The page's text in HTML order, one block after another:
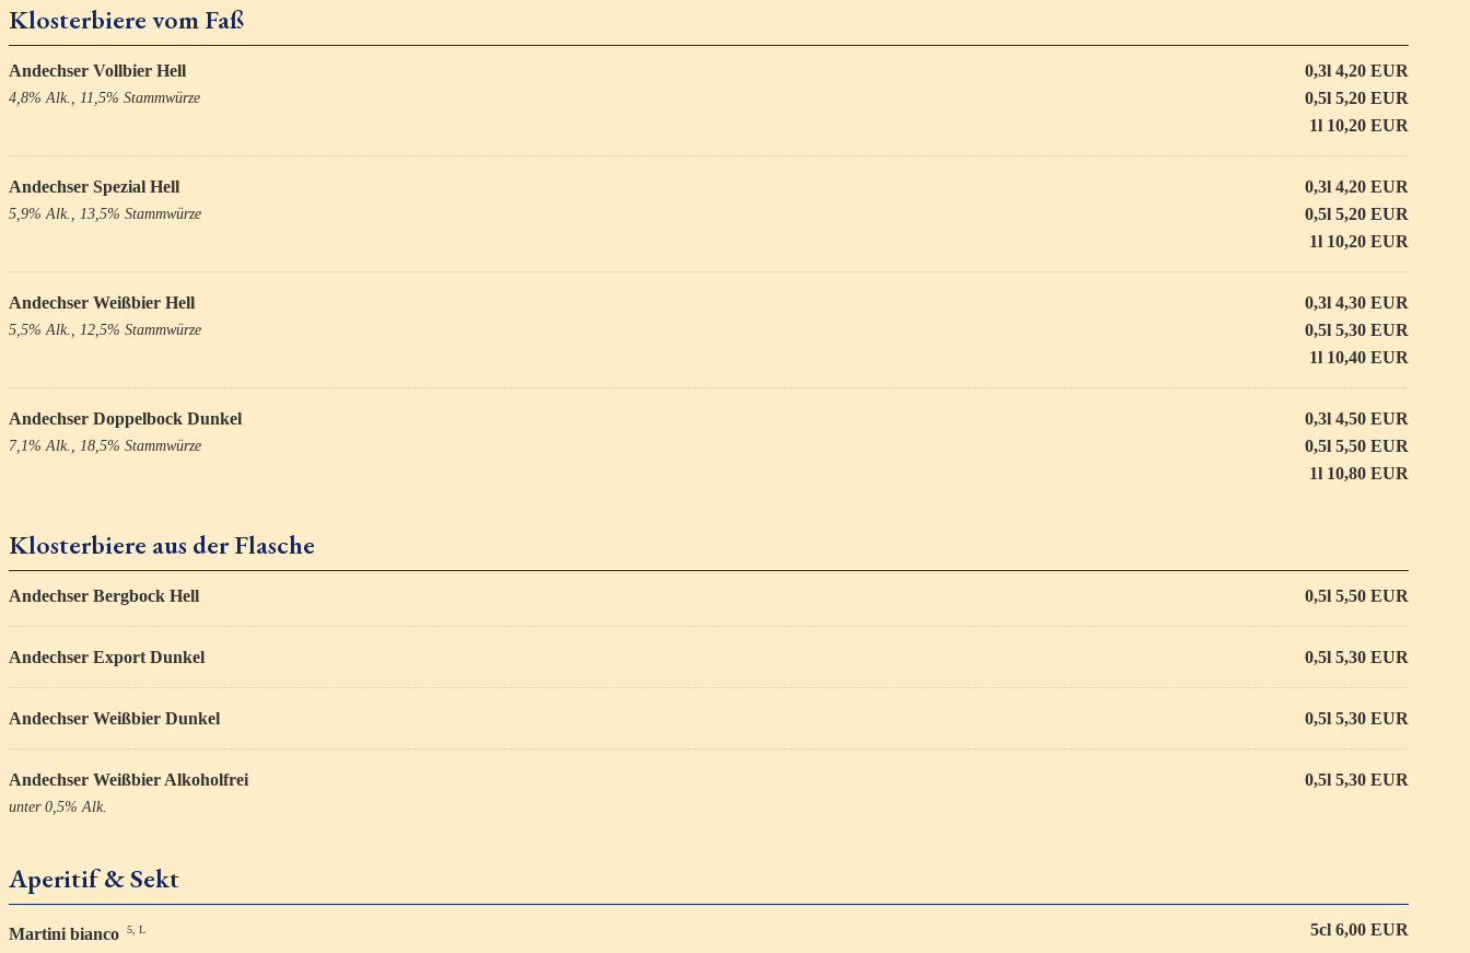
Klosterbiere vom Faß
Andechser Vollbier Hell
4,8% Alk., 11,5% Stammwürze
0,3l 4,20 EUR
0,5l 5,20 EUR
1l 10,20 EUR
Andechser Spezial Hell
5,9% Alk., 13,5% Stammwürze
0,3l 4,20 EUR
0,5l 5,20 EUR
1l 10,20 EUR
Andechser Weißbier Hell
5,5% Alk., 12,5% Stammwürze
0,3l 4,30 EUR
0,5l 5,30 EUR
1l 10,40 EUR
Andechser Doppelbock Dunkel
7,1% Alk., 18,5% Stammwürze
0,3l 4,50 EUR
0,5l 5,50 EUR
1l 10,80 EUR
Klosterbiere aus der Flasche
Andechser Bergbock Hell 0,5l 5,50 EUR
Andechser Export Dunkel 0,5l 5,30 EUR
Andechser Weißbier Dunkel 0,5l 5,30 EUR
Andechser Weißbier Alkoholfrei
unter 0,5% Alk.
0,5l 5,30 EUR
Aperitif & Sekt
Martini bianco 5, L 5cl 6,00 EUR